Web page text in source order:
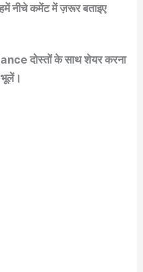
नीचे कमेंट में ज़रूर बताइए
दोस्तों के साथ शेयर करना